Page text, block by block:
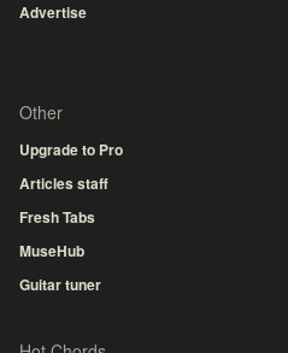
Advertise
Other
Upgrade to Pro
Articles staff
Fresh Tabs
MuseHub
Guitar tuner